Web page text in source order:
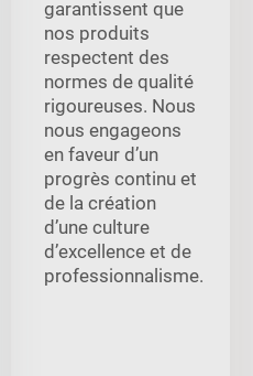
garantissent que
nos produits
respectent des
normes de qualité
rigoureuses. Nous
nous engageons
en faveur d’un
progrès continu et
de la création
d’une culture
d’excellence et de
professionnalisme.